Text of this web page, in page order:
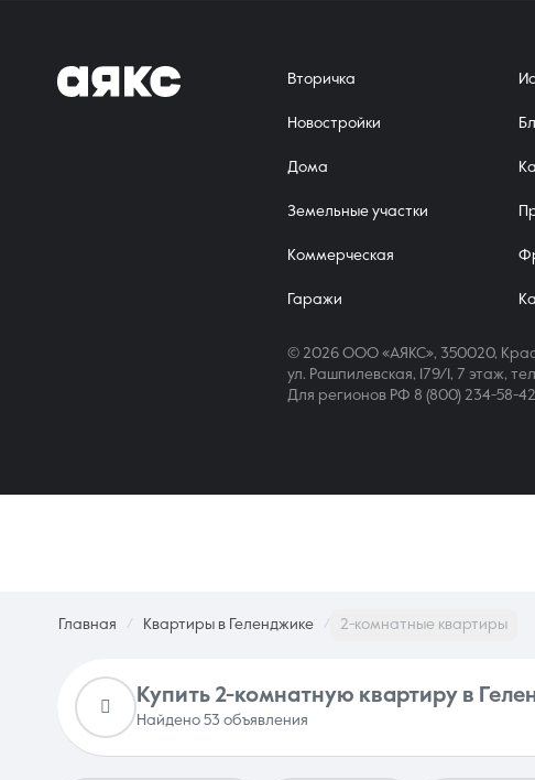
О компании Вторичка
Новостройки
Дома
Земельные участки
Коммерческая
Гаражи
© 2026 ООО «АЯКС», 350020,
ул. Рашпилевская, 179/1, 7 этаж,
Для регионов РФ8 (800) 234-58-42
Главная Квартиры в Геленджике 2-комнатные квартиры
Купить 2-комнатную квартиру в
Найдено 53 объявления